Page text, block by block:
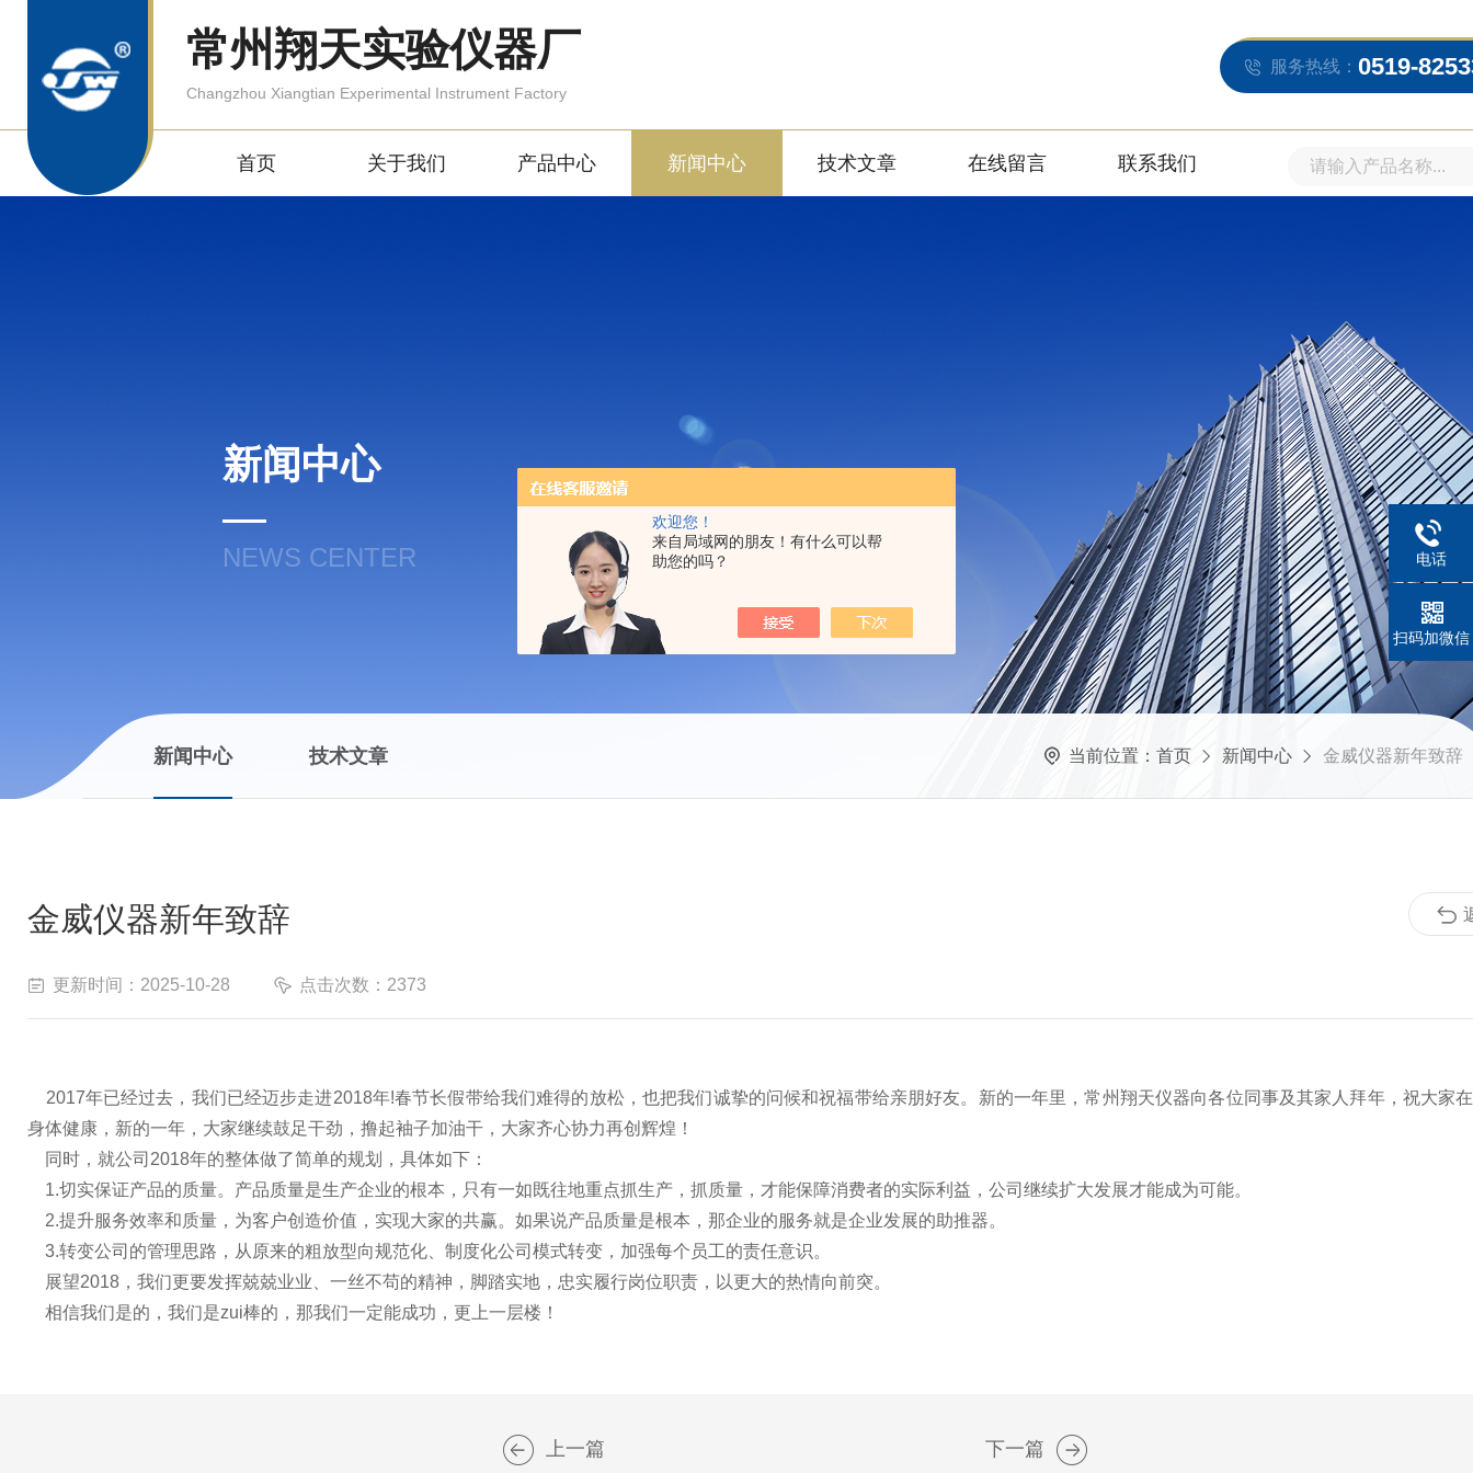
欢迎您！
来自局域网的朋友！有什么可以帮
助您的吗？
常州翔天实验仪器厂
Changzhou Xiangtian Experimental Instrument Factory
服务热线： 0519-
首页 关于我们 产品中心 新闻中心 技术文章 在线留言 联系我们
新闻中心
NEWS CENTER
新闻中心 技术文章 当前位置： 首页 新闻中心 金威仪器新年致辞
金威仪器新年致辞
更新时间：2025-10-28 点击次数：2373
2017年已经过去，我们已经迈步走进2018年!春节长假带给我们难得的放松，也把我们诚挚的问候和祝福带给亲朋好友。新的一年里，常州翔天仪器向各位同事及其家人拜年，祝大家
身体健康，新的一年，大家继续鼓足干劲，撸起袖子加油干，大家齐心协力再创辉煌！
同时，就公司2018年的整体做了简单的规划，具体如下：
1.切实保证产品的质量。产品质量是生产企业的根本，只有一如既往地重点抓生产，抓质量，才能保障消费者的实际利益，公司继续扩大发展才能成为可能。
2.提升服务效率和质量，为客户创造价值，实现大家的共赢。如果说产品质量是根本，那企业的服务就是企业发展的助推器。
3.转变公司的管理思路，从原来的粗放型向规范化、制度化公司模式转变，加强每个员工的责任意识。
展望2018，我们更要发挥兢兢业业、一丝不苟的精神，脚踏实地，忠实履行岗位职责，以更大的热情向前突。
相信我们是的，我们是zui棒的，那我们一定能成功，更上一层楼！
上一篇 下一篇
电话
扫码加微信